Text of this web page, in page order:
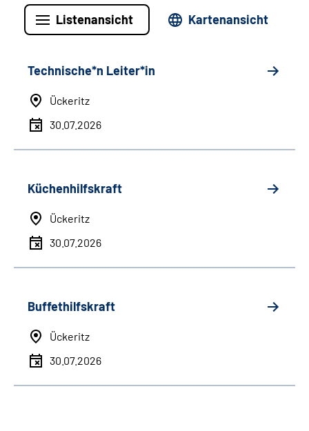
Listenansicht Kartenansicht
Technische*n Leiter*in
Ückeritz
30.07.2026
Küchenhilfskraft
Ückeritz
30.07.2026
Buffethilfskraft
Ückeritz
30.07.2026